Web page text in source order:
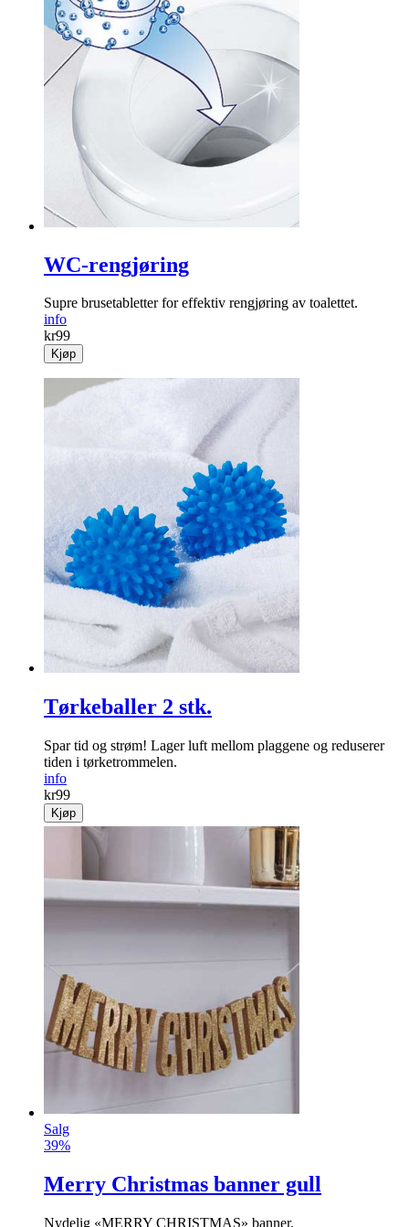
WC-rengjøring
Supre brusetabletter for effektiv rengjøring av toalettet.
info
kr99
Kjøp
Tørkeballer 2 stk.
Spar tid og strøm! Lager luft mellom plaggene og ­reduserer
tiden i tørke­trommelen.
info
kr99
Kjøp
Salg
39%
Merry Christmas banner gull
Nydelig «MERRY CHRISTMAS» banner.